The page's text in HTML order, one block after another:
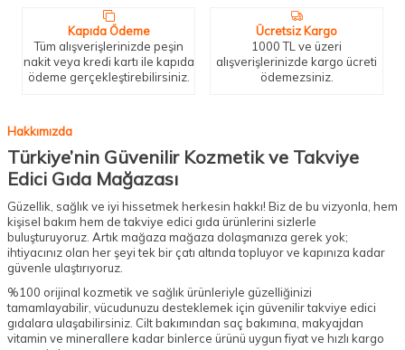
Kapıda Ödeme
Tüm alışverişlerinizde peşin
nakit veya kredi kartı ile kapıda
ödeme gerçekleştirebilirsiniz.
Ücretsiz Kargo
1000 TL ve üzeri
alışverişlerinizde kargo ücreti
ödemezsiniz.
Hakkımızda
Türkiye’nin Güvenilir Kozmetik ve Takviye
Edici Gıda Mağazası
Güzellik, sağlık ve iyi hissetmek herkesin hakkı! Biz de bu vizyonla, hem
kişisel bakım hem de takviye edici gıda ürünlerini sizlerle
buluşturuyoruz. Artık mağaza mağaza dolaşmanıza gerek yok;
ihtiyacınız olan her şeyi tek bir çatı altında topluyor ve kapınıza kadar
güvenle ulaştırıyoruz.
%100 orijinal kozmetik ve sağlık ürünleriyle güzelliğinizi
tamamlayabilir, vücudunuzu desteklemek için güvenilir takviye edici
gıdalara ulaşabilirsiniz. Cilt bakımından saç bakımına, makyajdan
vitamin ve minerallere kadar binlerce ürünü uygun fiyat ve hızlı kargo